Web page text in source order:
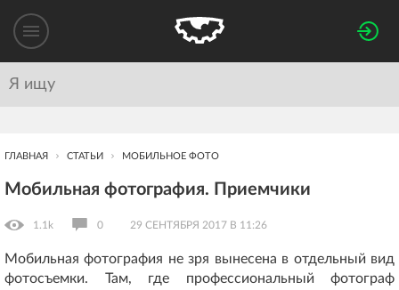
ГЛАВНАЯ СТАТЬИ МОБИЛЬНОЕ ФОТО
Мобильная фотография. Приемчики
1.1k 0 29 СЕНТЯБРЯ 2017 В 11:26
Мобильная фотография не зря вынесена в отдельный вид
фотосъемки. Там, где профессиональный фотограф